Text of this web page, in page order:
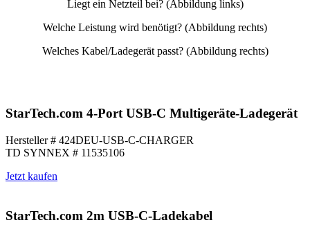
Liegt ein Netzteil bei? (Abbildung links)
Welche Leistung wird benötigt? (Abbildung rechts)
Welches Kabel/Ladegerät passt? (Abbildung rechts)
StarTech.com 4-Port USB-C Multigeräte-Ladegerät
Hersteller # 424DEU-USB-C-CHARGER
TD SYNNEX # 11535106
Jetzt kaufen
StarTech.com 2m USB-C-Ladekabel